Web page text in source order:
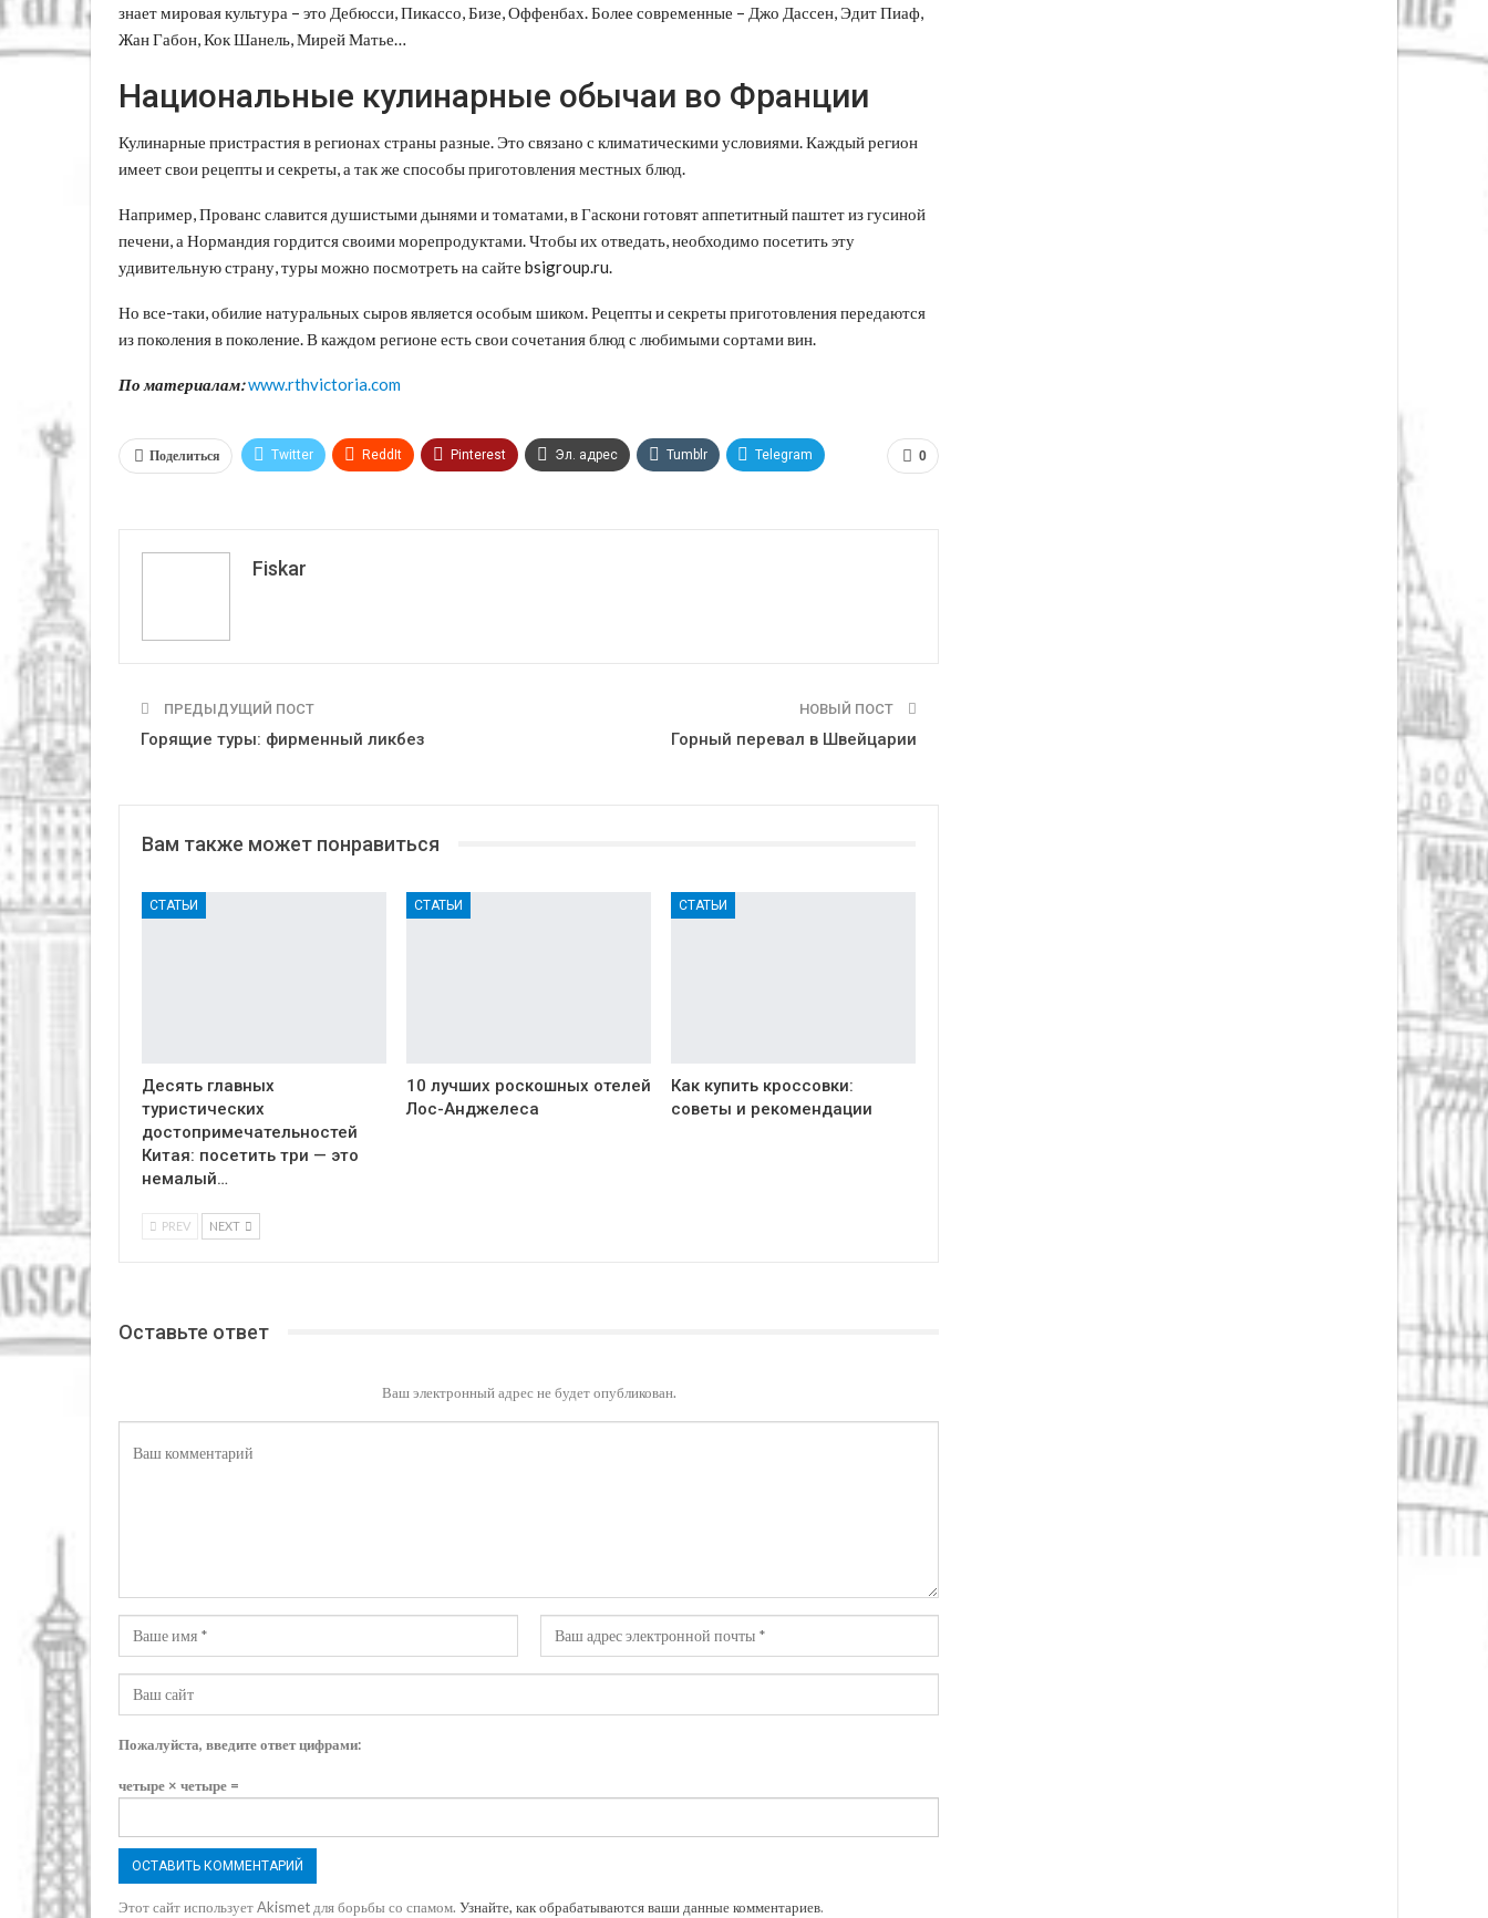
знает мировая культура – это Дебюсси, Пикассо, Бизе, Оффенбах. Более современные – Джо Дассен, Эдит Пиаф,
Жан Габон, Кок Шанель, Мирей Матье…
Национальные кулинарные обычаи во Франции
Кулинарные пристрастия в регионах страны разные. Это связано с климатическими условиями. Каждый регион
имеет свои рецепты и секреты, а так же способы приготовления местных блюд.
Например, Прованс славится душистыми дынями и томатами, в Гаскони готовят аппетитный паштет из гусиной
печени, а Нормандия гордится своими морепродуктами. Чтобы их отведать, необходимо посетить эту
удивительную страну, туры можно посмотреть на сайте bsigroup.ru.
Но все-таки, обилие натуральных сыров является особым шиком. Рецепты и секреты приготовления передаются
из поколения в поколение. В каждом регионе есть свои сочетания блюд с любимыми сортами вин.
По материалам:www.rthvictoria.com
0
Поделиться Twitter ReddIt Pinterest Эл. адрес Tumblr Telegram
Fiskar
ПРЕДЫДУЩИЙ ПОСТ
Горящие туры: фирменный ликбез
НОВЫЙ ПОСТ
Горный перевал в Швейцарии
Вам также может понравиться
СТАТЬИ
Десять главных
туристических
достопримечательностей
Китая: посетить три — это
немалый…
СТАТЬИ
10 лучших роскошных отелей
Лос-Анджелеса
СТАТЬИ
Как купить кроссовки:
советы и рекомендации
PREV NEXT
Оставьте ответ
Ваш электронный адрес не будет опубликован.
Пожалуйста, введите ответ цифрами:
четыре × четыре =
Этот сайт использует Akismet для борьбы со спамом. Узнайте, как обрабатываются ваши данные комментариев.